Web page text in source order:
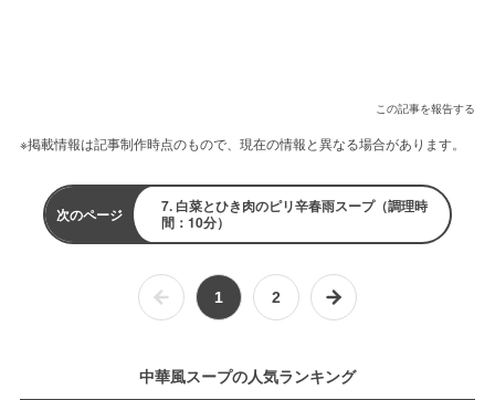
この記事を報告する
※掲載情報は記事制作時点のもので、現在の情報と異なる場合があります。
次のページ
7. 白菜とひき肉のピリ辛春雨スープ（調理時
間：10分）
1 2
中華風スープの人気ランキング